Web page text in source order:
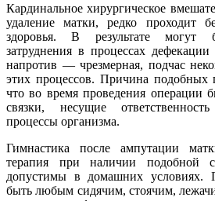
Кардинальное хирургическое
удаление матки, редко проходит
здоровья. В результате могут
затруднения в процессах
напротив — чрезмерная, подчас
этих процессов. Причина подобных
что во время проведения операции
связки, несущие
процессы организма.
Гимнастика после ампутации
терапия при наличии подобной
допустимы в домашних условиях.
быть любым сидячим, стоячим,